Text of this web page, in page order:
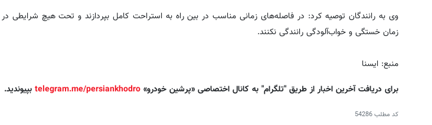
وی به رانندگان توصیه کرد: در فاصله‌های زمانی مناسب در بین راه به استراحت کامل بپردازند و تحت هیچ شرایطی در
زمان خستگی و خواب‌آلودگی رانندگی نکنند.
منبع: ایسنا
برای دریافت آخرین اخبار از طریق "تلگرام" به کانال اختصاصی «پرشین خودرو» telegram.me/persiankhodro بپیوندید.
کد مطلب54286